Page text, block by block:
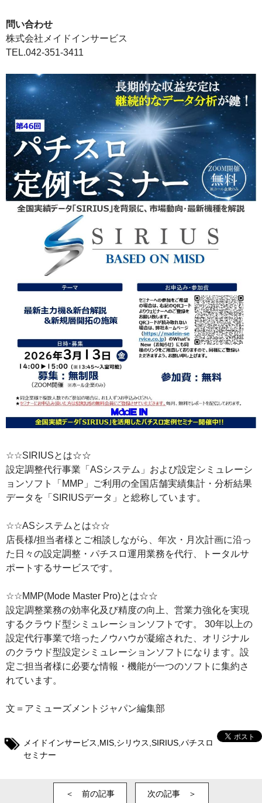
問い合わせ
株式会社メイドインサービス
TEL.042-351-3411
☆☆SIRIUSとは☆☆
設定調整代行事業「ASシステム」および設定シミュレーシ
ョンソフト「MMP」ご利用の全国店舗実績集計・分析結果
データを「SIRIUSデータ」と総称しています。
☆☆ASシステムとは☆☆
店長様/担当者様とご相談しながら、年次・月次計画に沿っ
た日々の設定調整・パチスロ運用業務を代行、トータルサ
ポートするサービスです。
☆☆MMP(Mode Master Pro)とは☆☆
設定調整業務の効率化及び精度の向上、営業力強化を実現
するクラウド型シミュレーションソフトです。 30年以上の
設定代行事業で培ったノウハウが凝縮された、オリジナル
のクラウド型設定シミュレーションソフトになります。設
定ご担当者様に必要な情報・機能が一つのソフトに集約さ
れています。
文＝アミューズメントジャパン編集部
メイドインサービス,MIS,シリウス,SIRIUS,パチスロ
セミナー
＜ 前の記事 次の記事 ＞